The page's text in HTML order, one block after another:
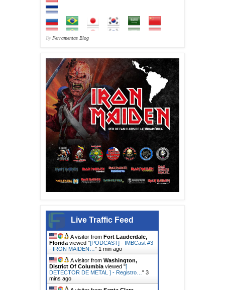
By Ferramentas Blog
Live Traffic Feed
A visitor from Fort Lauderdale,
Florida viewed "[PODCAST] - IMBCast #3
- IRON MAIDEN… " 1 min ago
A visitor from Washington,
District Of Columbia viewed "[
DETECTOR DE METAL ] - Registro… " 3
mins ago